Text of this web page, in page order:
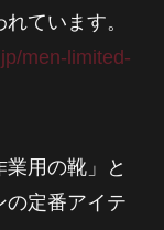
ています。
men-limited-
用の靴」と
の定番アイテ